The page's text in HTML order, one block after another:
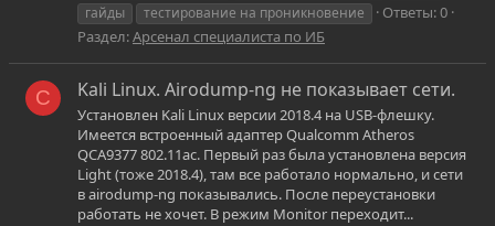
гайды
тестирование на проникновение
Ответы: 0
Раздел:Арсенал специалиста по ИБ
C Kali Linux. Airodump-ng не показывает сети.
Установлен Kali Linux версии 2018.4 на USB-флешку.
Имеется встроенный адаптер Qualcomm Atheros
QCA9377 802.11ac. Пeрвый раз была установлена версия
Light (тоже 2018.4), там все работало нормально, и сети
в airodump-ng показывались. После переустановки
работать не хочет. В режим Monitor переходит...